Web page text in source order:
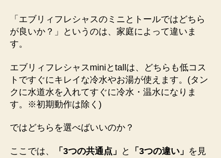
ー
ル
っ
ち
が
良
い
へ
「エブリィフレシャスのミニとトールではどちら
が良いか？」というのは、家庭によって違いま
す。
エブリィフレシャスminiとtallは、どちらも低コス
トですぐにキレイな冷水やお湯が使えます。(タン
クに水道水を入れてすぐに冷水・温水になりま
す。※初期動作は除く)
ではどちらを選べばいいのか？
ここでは、 「3つの共通点」 と 「3つの違い」 を見